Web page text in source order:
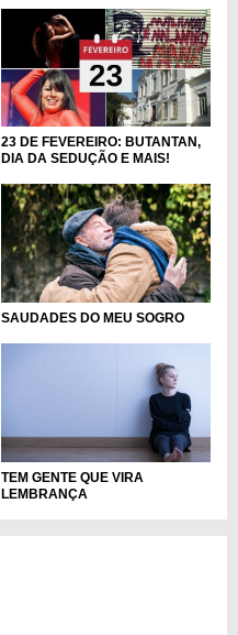
23 DE FEVEREIRO: BUTANTAN,
DIA DA SEDUÇÃO E MAIS!
SAUDADES DO MEU SOGRO
TEM GENTE QUE VIRA
LEMBRANÇA